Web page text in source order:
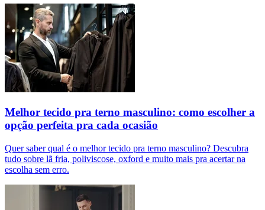
Melhor tecido pra terno masculino: como escolher a
opção perfeita pra cada ocasião
Quer saber qual é o melhor tecido pra terno masculino? Descubra
tudo sobre lã fria, poliviscose, oxford e muito mais pra acertar na
escolha sem erro.